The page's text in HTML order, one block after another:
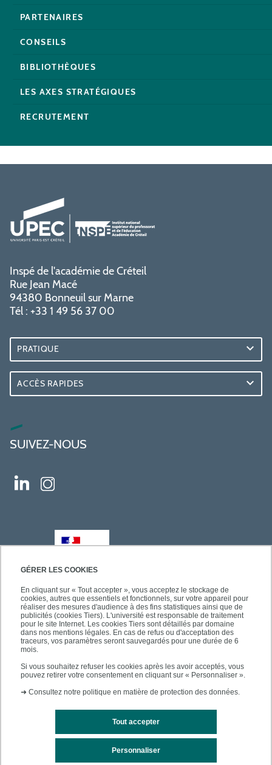
GÉRER LES COOKIES
En cliquant sur « Tout accepter », vous acceptez le stockage de
cookies, autres que essentiels et fonctionnels, sur votre appareil pour
réaliser des mesures d'audience à des fins statistiques ainsi que de
publicités (cookies Tiers). L'université est responsable de traitement
pour le site Internet. Les cookies Tiers sont détaillés par domaine
dans nos mentions légales. En cas de refus ou d'acceptation des
traceurs, vos paramètres seront sauvegardés pour une durée de 6
mois.
Si vous souhaitez refuser les cookies après les avoir acceptés, vous
pouvez retirer votre consentement en cliquant sur « Personnaliser ».
➜ Consultez notre politique en matière de protection des données.
Tout accepter
Personnaliser
PARTENAIRES
CONSEILS
BIBLIOTHÈQUES
LES AXES STRATÉGIQUES
RECRUTEMENT
Inspé de l'académie de Créteil
Rue Jean Macé
94380 Bonneuil sur Marne
Tél : +33 1 49 56 37 00
PRATIQUE
ACCÈS RAPIDES
SUIVEZ-NOUS